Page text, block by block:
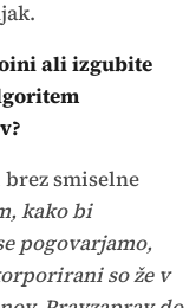
ali izgubite
smiselne
kako bi
pogovarjamo,
so že v